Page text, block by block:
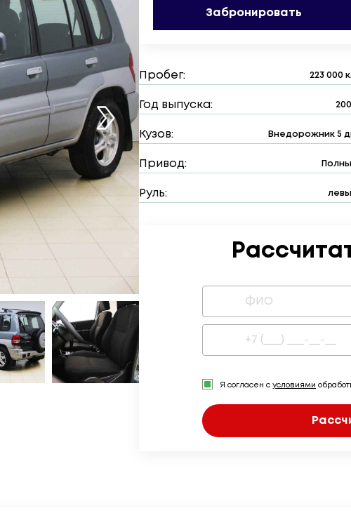
Забронировать
Пробег: 223 000
Год выпуска:
Кузов: Внедорожник 5
Привод:
Руль:
Я согласен с условиями